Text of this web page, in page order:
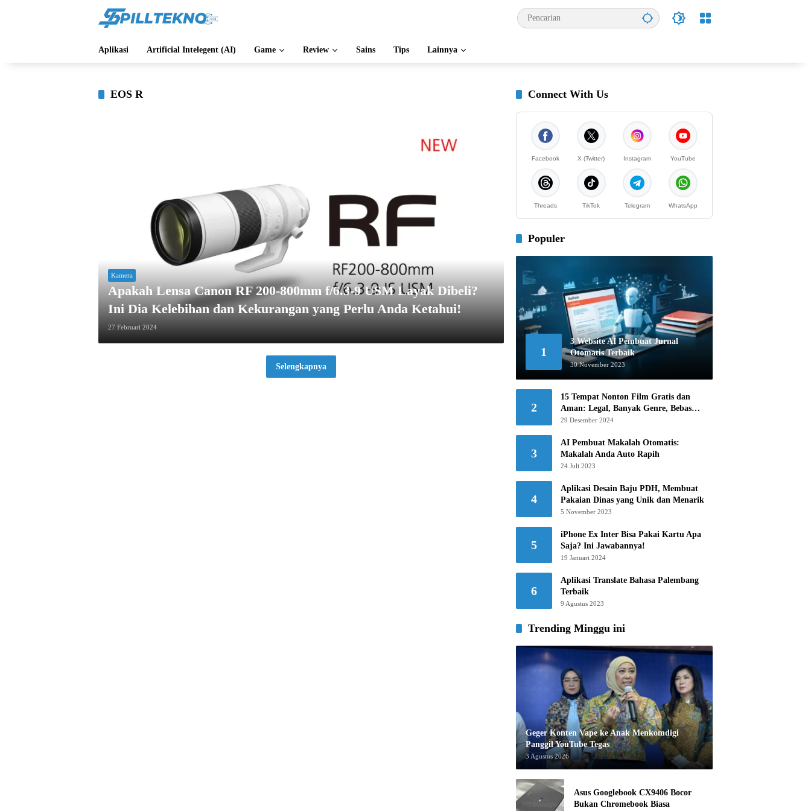
Aplikasi Artificial Intelegent (AI) Game Review Sains Tips Lainnya
EOS R
Kamera
Apakah Lensa Canon RF 200-800mm f/6.3-9 USM Layak Dibeli?
Ini Dia Kelebihan dan Kekurangan yang Perlu Anda Ketahui!
27 Februari 2024
Selengkapnya
Connect With Us
Facebook X (Twitter) Instagram YouTube
Threads TikTok Telegram WhatsApp
Populer
1
3 Website AI Pembuat Jurnal
Otomatis Terbaik
30 November 2023
2
15 Tempat Nonton Film Gratis dan
Aman: Legal, Banyak Genre, Bebas
Khawatir!
29 Desember 2024
3
AI Pembuat Makalah Otomatis:
Makalah Anda Auto Rapih
24 Juli 2023
4
Aplikasi Desain Baju PDH, Membuat
Pakaian Dinas yang Unik dan Menarik
5 November 2023
5
iPhone Ex Inter Bisa Pakai Kartu Apa
Saja? Ini Jawabannya!
19 Januari 2024
6
Aplikasi Translate Bahasa Palembang
Terbaik
9 Agustus 2023
Trending Minggu ini
Geger Konten Vape ke Anak Menkomdigi
Panggil YouTube Tegas
3 Agustus 2026
Asus Googlebook CX9406 Bocor
Bukan Chromebook Biasa